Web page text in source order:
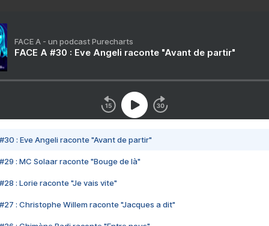
FACE A - un podcast Purecharts
FACE A #30 : Eve Angeli raconte "Avant de partir"
#30 : Eve Angeli raconte "Avant de partir"
#29 : MC Solaar raconte "Bouge de là"
#28 : Lorie raconte "Je vais vite"
#27 : Christophe Willem raconte "Jacques a dit"